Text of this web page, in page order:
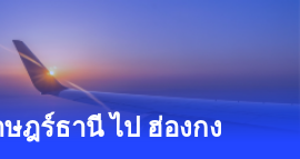
ฎร์ธานี ไป ฮ่องกง